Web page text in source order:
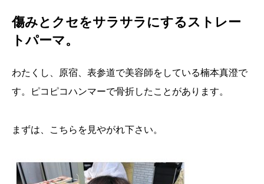
傷みとクセをサラサラにするストレー
トパーマ。
わたくし、原宿、表参道で美容師をしている楠本真澄で
す。ピコピコハンマーで骨折したことがあります。
まずは、こちらを見やがれ下さい。